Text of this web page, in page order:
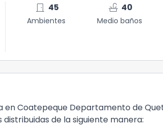
door_front 45
Ambientes
faucet 40
Medio baños
en Coatepeque Departamento de
de la siguiente manera: